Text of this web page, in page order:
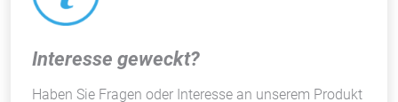
Interesse geweckt?
Haben Sie Fragen oder Interesse an unserem Produkt